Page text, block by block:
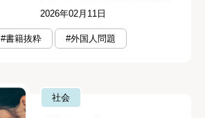
2026年02月11日
#書籍抜粋 #外国人問題
社会